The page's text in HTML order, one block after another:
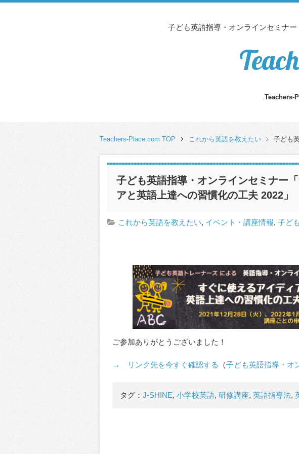
子ども英語指導・オンラインセミナ
Teachers-
Teachers-Place.com TOP これから英語を教えたい 子ども
子ども英語指導・オンラインセミナー
アと英語上達への習慣化の工夫 2022」
これから英語を教えたい, イベント・講座情報,子ど
ご参加ありがとうございました！
→ リンク先を今すぐ確認する （子ども英語指導・オ
タグ：J-SHINE,小学校英語,研修講座,英語指導法,